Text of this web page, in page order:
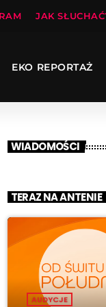
JAK
EKO REPORTAŻ
WIADOMOŚCI
TERAZ NA ANTENIE
AUDYCJE